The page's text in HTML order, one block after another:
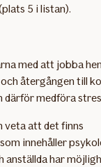
5 i listan).
med att jobba
återgången till
därför medföra
veta att det finns
innehåller
anställda har